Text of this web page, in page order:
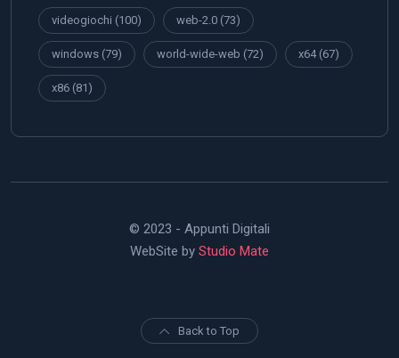
videogiochi (100) web-2.0 (73)
windows (79) world-wide-web (72) x64(67)
x86 (81)
© 2023 - Appunti Digitali
WebSite by Studio Mate
Back to Top